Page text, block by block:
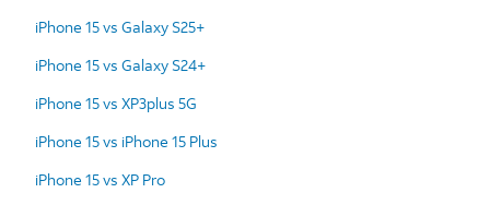
iPhone 15 vs Galaxy S25+
iPhone 15 vs Galaxy S24+
iPhone 15 vs XP3plus 5G
iPhone 15 vs iPhone 15 Plus
iPhone 15 vs XP Pro